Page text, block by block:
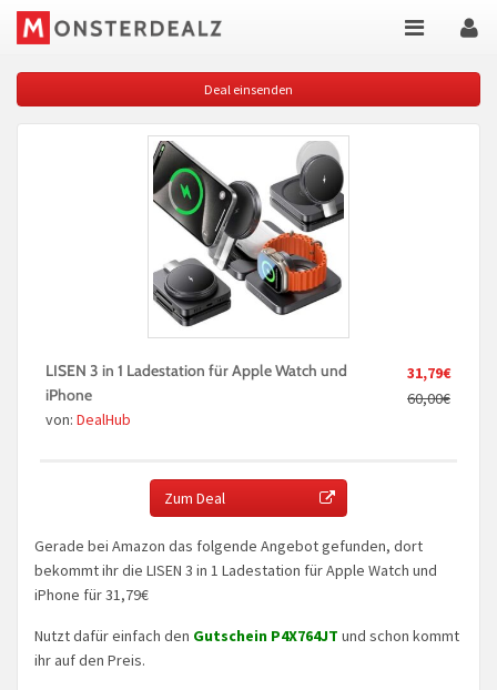
Deal einsenden
31,79€
60,00€
LISEN 3 in 1 Ladestation für Apple Watch und
iPhone
von: DealHub
Zum Deal
Gerade bei Amazon das folgende Angebot gefunden, dort
bekommt ihr die LISEN 3 in 1 Ladestation für Apple Watch und
iPhone für 31,79€
Nutzt dafür einfach den Gutschein P4X764JT und schon kommt
ihr auf den Preis.